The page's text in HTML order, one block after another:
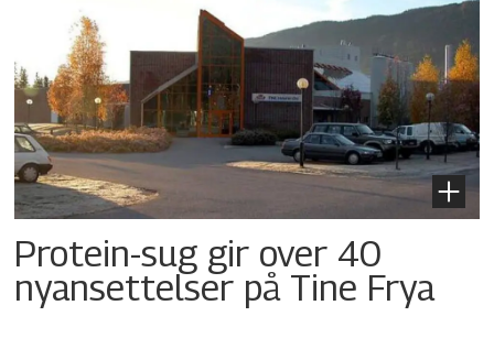
Protein-sug gir over 40
nyansettelser på Tine Frya